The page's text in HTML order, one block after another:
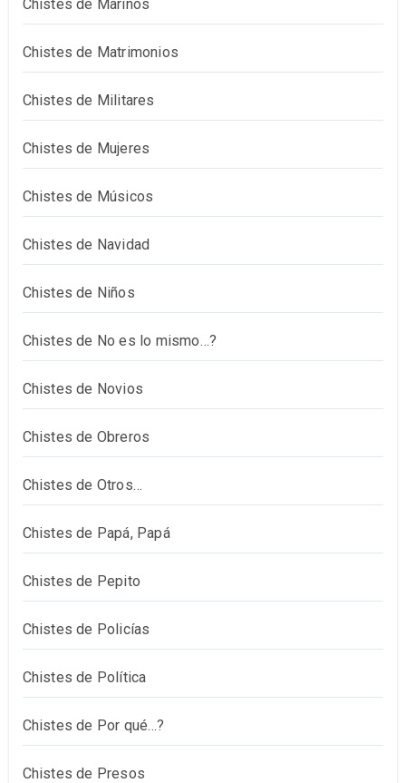
Chistes de Marinos
Chistes de Matrimonios
Chistes de Militares
Chistes de Mujeres
Chistes de Músicos
Chistes de Navidad
Chistes de Niños
Chistes de No es lo mismo…?
Chistes de Novios
Chistes de Obreros
Chistes de Otros…
Chistes de Papá, Papá
Chistes de Pepito
Chistes de Policías
Chistes de Política
Chistes de Por qué…?
Chistes de Presos